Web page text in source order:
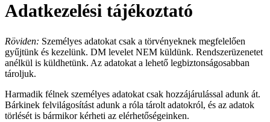
Adatkezelési tájékoztató
Röviden: Személyes adatokat csak a törvényeknek megfelelően
gyűjtünk és kezelünk. DM levelet NEM küldünk. Rendszerüzenetet
anélkül is küldhetünk. Az adatokat a lehető legbiztonságosabban
tároljuk.
Harmadik félnek személyes adatokat csak hozzájárulással adunk át.
Bárkinek felvilágosítást adunk a róla tárolt adatokról, és az adatok
törlését is bármikor kérheti az elérhetőségeinken.